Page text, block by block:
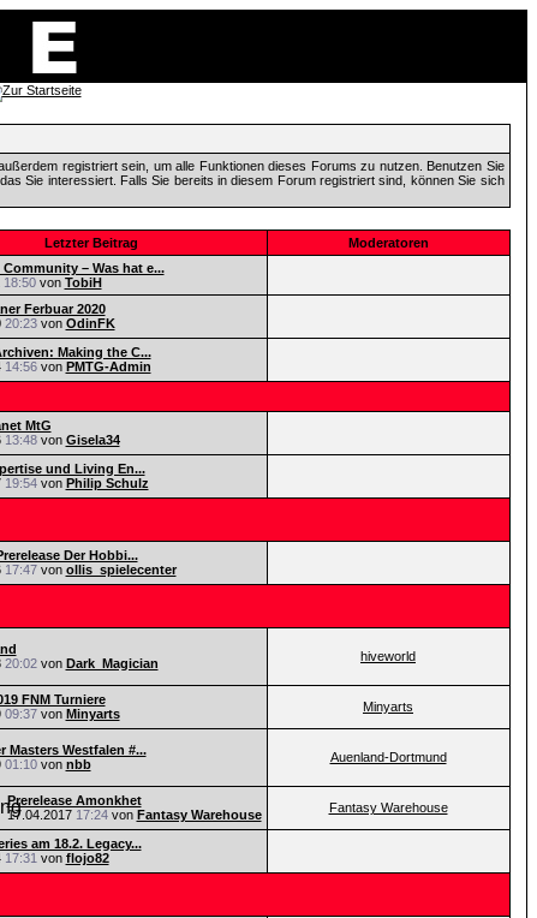
registriert sein, um alle Funktionen dieses Forums zu nutzen. Benutzen Sie
Sie interessiert. Falls Sie bereits in diesem Forum registriert sind, können Sie sich
Letzter Beitrag Moderatoren
– Was hat e...
18:50von TobiH
Ferbuar 2020
20:23von OdinFK
Making the C...
14:56von PMTG-Admin
MtG
13:48von Gisela34
und Living En...
19:54von Philip Schulz
Der Hobbi...
17:47von ollis_spielecenter
20:02von Dark_Magician hiveworld
FNM Turniere
09:37von Minyarts Minyarts
Masters Westfalen #...
01:10von nbb Auenland-Dortmund
Prerelease Amonkhet
17.04.2017 17:24von Fantasy Warehouse Fantasy Warehouse
am 18.2. Legacy...
17:31 von flojo82